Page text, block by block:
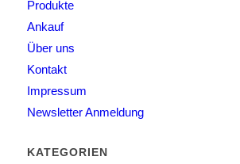
Produkte
Ankauf
Über uns
Kontakt
Impressum
Newsletter Anmeldung
KATEGORIEN